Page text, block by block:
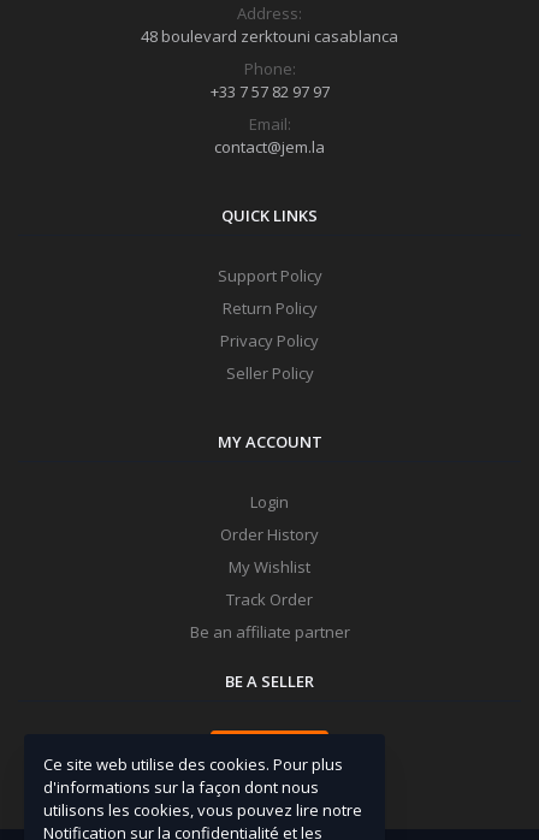
Address:
48 boulevard zerktouni casablanca
Phone:
+33 7 57 82 97 97
Email:
contact@jem.la
QUICK LINKS
Support Policy
Return Policy
Privacy Policy
Seller Policy
MY ACCOUNT
Login
Order History
My Wishlist
Track Order
Be an affiliate partner
BE A SELLER
Ce site web utilise des cookies. Pour plus
d'informations sur la façon dont nous
utilisons les cookies, vous pouvez lire notre
Notification sur la confidentialité et les